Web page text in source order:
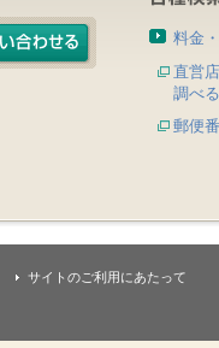
料金
直営
調べる
郵便
サイトのご利用にあたって